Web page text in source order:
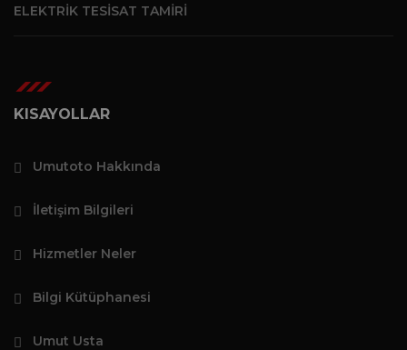
ELEKTRIK TESISAT TAMIRI
KISAYOLLAR
Umutoto Hakkında
İletişim Bilgileri
Hizmetler Neler
Bilgi Kütüphanesi
Umut Usta